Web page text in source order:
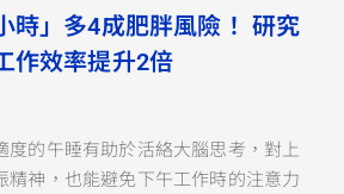
時」多4成肥胖風險！ 研究
作效率提升2倍
度的午睡有助於活絡大腦思考，對上
精神，也能避免下午工作時的注意力